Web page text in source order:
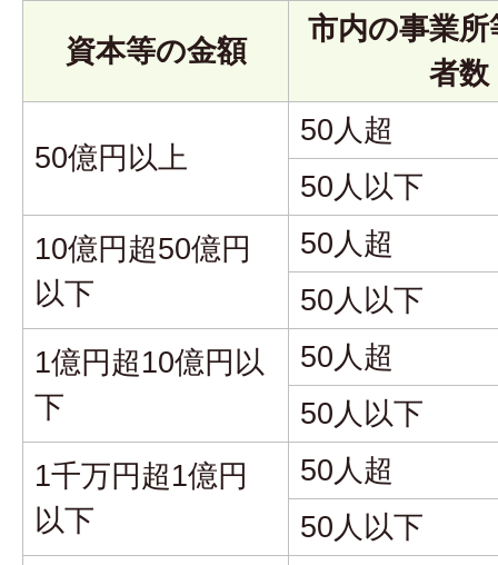
資本等の金額
市内の事業
者数
50億円以上
50人超
50人以下
10億円超50億円
以下
50人超
50人以下
1億円超10億円以
下
50人超
50人以下
1千万円超1億円
以下
50人超
50人以下